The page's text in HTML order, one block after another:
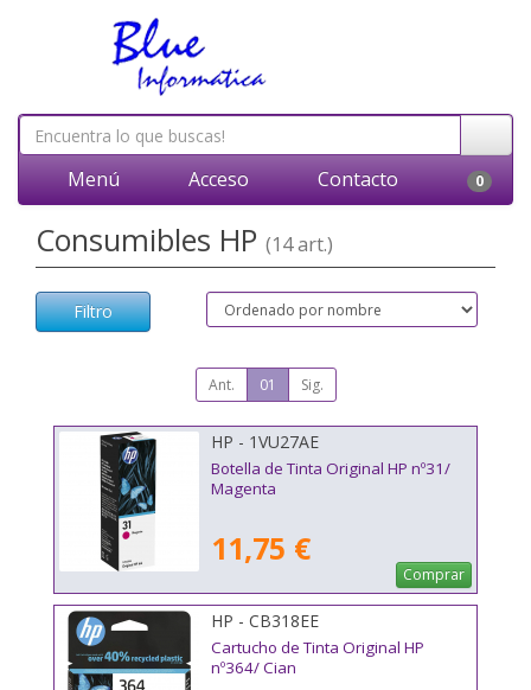
Menú Acceso Contacto 0
Consumibles HP (14 art.)
Filtro
Ant. 01 Sig.
HP - 1VU27AE
Botella de Tinta Original HP nº31/
Magenta
11,75 €
Comprar
HP - CB318EE
Cartucho de Tinta Original HP
nº364/ Cian